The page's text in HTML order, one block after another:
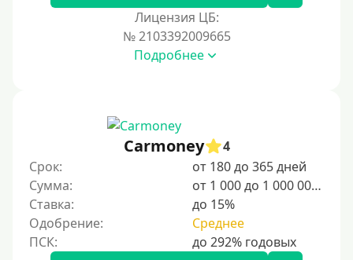
Лицензия ЦБ:
№ 2103392009665
Подробнее
Carmoney
4
Срок:
от 180 до 365 дней
Сумма:
от 1 000 до 1 000 000 ₽
Ставка:
до 15%
Одобрение:
Среднее